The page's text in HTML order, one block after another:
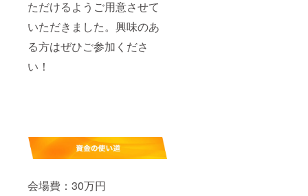
ただけるようご用意させて
いただきました。興味のあ
る方はぜひご参加くださ
い！
会場費：30万円